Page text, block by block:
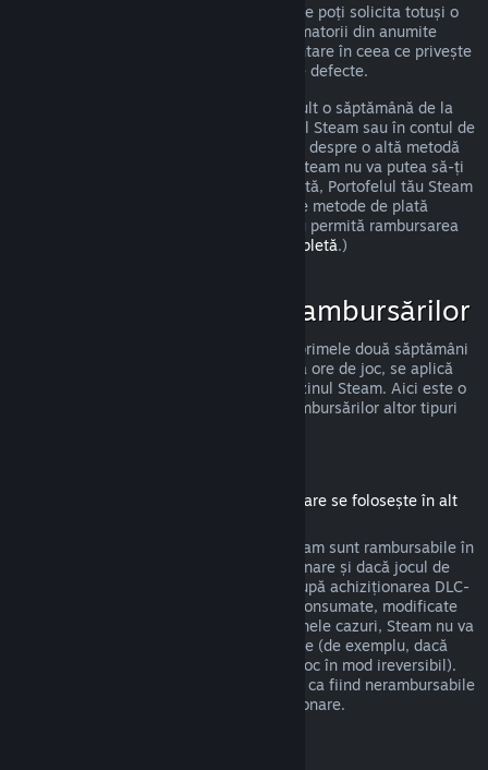
îndeplinești cerințele precizate anterior, ne poți solicita totuși o
rambursare, iar noi o vom analiza. Consumatorii din anumite
regiuni pot beneficia de drepturi suplimentare în ceea ce privește
solicitarea unei rambursări pentru jocurile defecte.
Vei primi o rambursare completă în cel mult o săptămână de la
data aprobării. Vei primi banii în Portofelul Steam sau în contul de
pe care ai făcut achiziția, dacă este vorba despre o altă metodă
de plată. Dacă, dintr-un oarecare motiv, Steam nu va putea să-ți
trimită banii prin metoda ta inițială de plată, Portofelul tău Steam
va primi integral suma rambursată. (Unele metode de plată
disponibile prin Steam în țara ta pot să nu permită rambursarea
Apasă aici pentru lista completă.)
Cazuri de Aplicare a Rambursărilor
Oferta de rambursare Steam, valabilă în primele două săptămâni
de la achiziție și pentru mai puțin de două ore de joc, se aplică
jocurilor și aplicațiilor software din magazinul Steam. Aici este o
prezentare a modului de funcționare a rambursărilor altor tipuri
(Conținut disponibil în magazinul Steam care se folosește în alt
DLC-urile achiziționate din magazinul Steam sunt rambursabile în
termen de paisprezece zile de la achiziționare și dacă jocul de
bază a fost jucat mai puțin de două ore după achiziționarea DLC-
urilor, deci cât timp DLC-urile nu au fost consumate, modificate
sau transferate. Te rugăm să reții că, în unele cazuri, Steam nu va
putea oferi rambursări pentru DLC-uri terțe (de exemplu, dacă
DLC-urile cresc nivelul unui personaj din joc în mod ireversibil).
Aceste excepții vor fi marcate în mod clar ca fiind nerambursabile
pe pagina din magazin înainte de achiziționare.